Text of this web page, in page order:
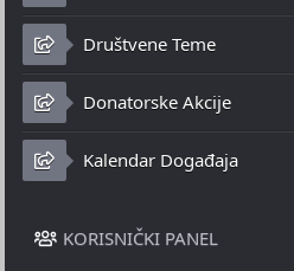
Društvene Teme
Donatorske Akcije
Kalendar Događaja
KORISNIČKI PANEL